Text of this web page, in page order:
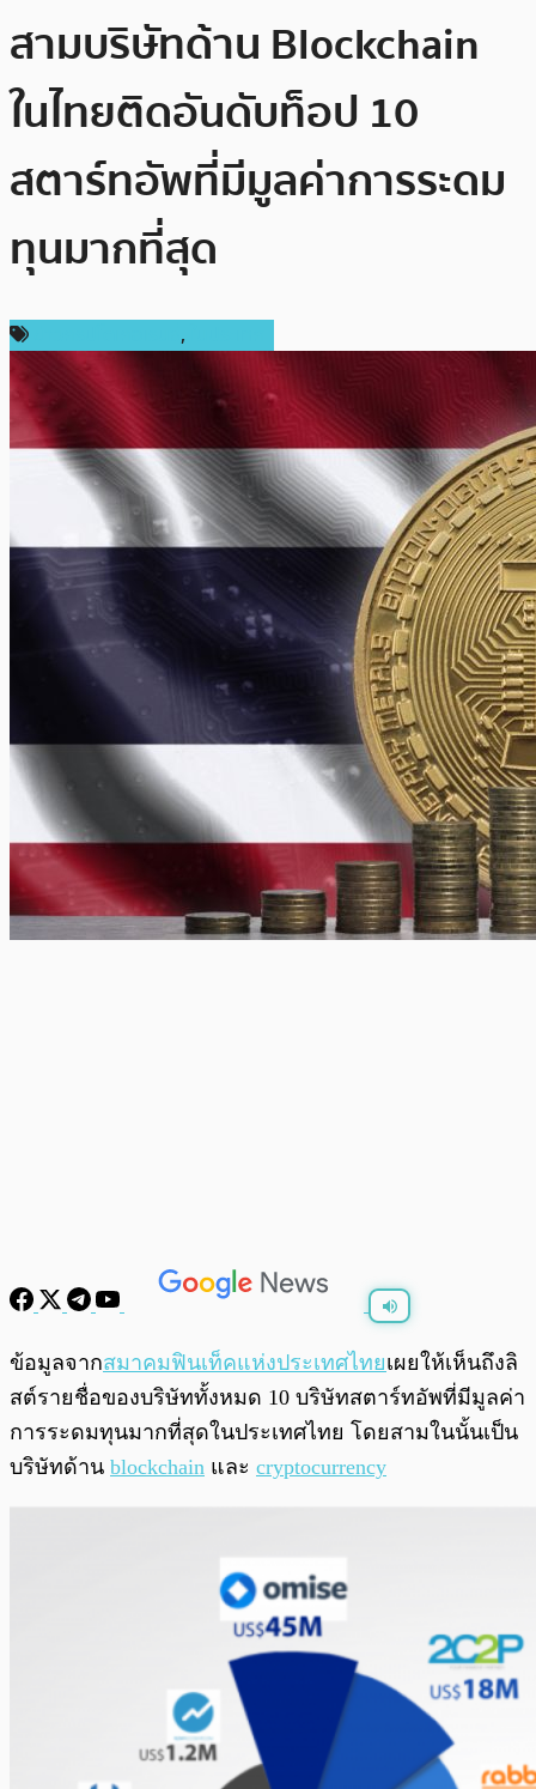
สามบริษัทด้าน Blockchain
ในไทยติดอันดับท็อป 10
สตาร์ทอัพที่มีมูลค่าการระดม
ทุนมากที่สุด
,
0:00 / 0:00
ข้อมูลจากสมาคมฟินเท็คแห่งประเทศไทยเผยให้เห็นถึงลิ
สต์รายชื่อของบริษัททั้งหมด 10 บริษัทสตาร์ทอัพที่มีมูลค่า
การระดมทุนมากที่สุดในประเทศไทย โดยสามในนั้นเป็น
บริษัทด้าน blockchain และ cryptocurrency